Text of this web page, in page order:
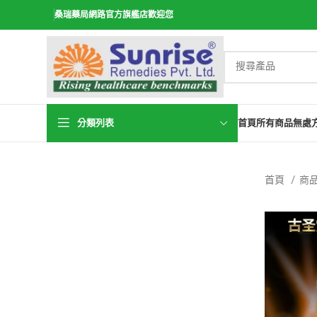
桑瑞藥局網路官方旗艦店歡迎您
分類列表 首頁所有商品無處
首頁 商